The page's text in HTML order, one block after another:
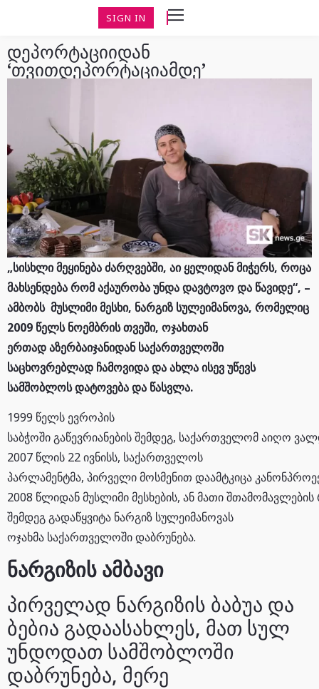
SIGN IN
დეპორტაციიდან
‘თვითდეპორტაციამდე’
„სისხლი მეყინება ძარღვებში, აი ყელიდან მიჭერს, როცა
მახსენდება რომ აქაურობა უნდა დავტოვო და წავიდე“, –
ამბობს მუსლიმი მესხი, ნარგიზ სულეიმანოვა, რომელიც
2009 წელს ნოემბრის თვეში, ოჯახთან
ერთად აზერბაიჯანიდან საქართველოში
საცხოვრებლად ჩამოვიდა და ახლა ისევ უწევს
სამშობლოს დატოვება და წასვლა.
1999 წელს ევროპის
საბჭოში გაწევრიანების შემდეგ, საქართველომ აიღო
2007 წლის 22 ივნისს, საქართველოს
პარლამენტმა, პირველი მოსმენით დაამტკიცა
2008 წლიდან მუსლიმი მესხების, ან მათი
შემდეგ გადაწყვიტა ნარგიზ სულეიმანოვას
ოჯახმა საქართველოში დაბრუნება.
ნარგიზის ამბავი
პირველად ნარგიზის ბაბუა და
ბებია გადაასახლეს, მათ სულ
უნდოდათ სამშობლოში
დაბრუნება, მერე